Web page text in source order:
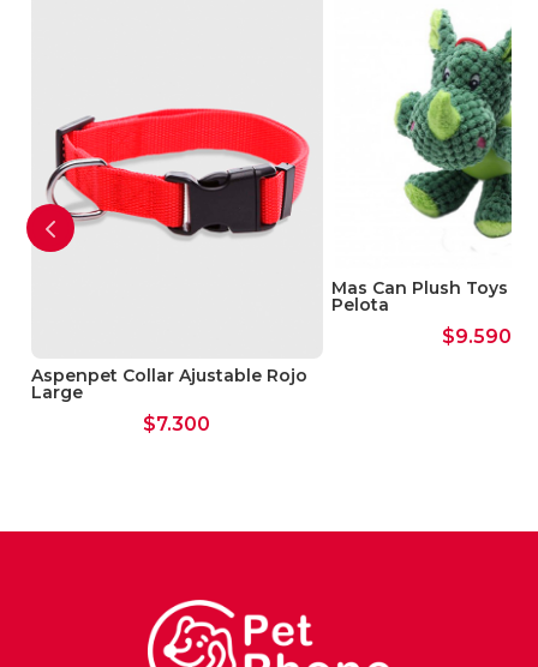
Aspenpet Collar Ajustable Rojo
Large
$7.300
Mas Can Plush Toys
Pelota
$9.590